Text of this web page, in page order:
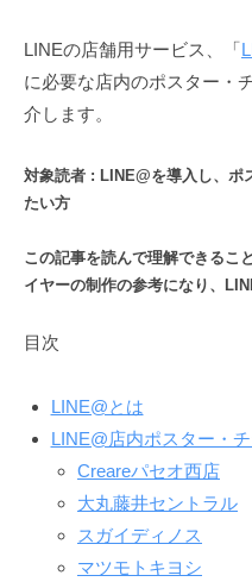
LINEの店舗用サービス、「
に必要な店内のポスター・
介します。
対象読者 : LINE@を導入し、ポ
たい方
この記事を読んで理解できるこ
イヤーの制作の参考になり、
目次
LINE@とは
LINE@店内ポスター・
Creareパセオ西店
大丸藤井セントラル
スガイディノス
マツモトキヨシ